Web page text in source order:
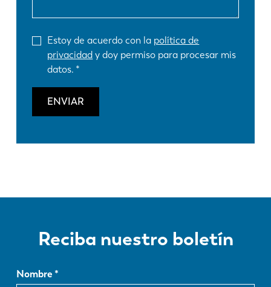
Estoy de acuerdo con la política de
privacidad y doy permiso para procesar mis
datos.
ENVIAR
Reciba nuestro boletín
Nombre